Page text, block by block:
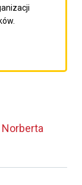
następnego